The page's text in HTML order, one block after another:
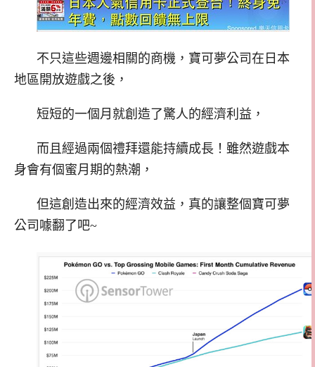
不只這些週邊相關的商機，寶可夢公司在日本
地區開放遊戲之後，
短短的一個月就創造了驚人的經濟利益，
而且經過兩個禮拜還能持續成長！雖然遊戲本
身會有個蜜月期的熱潮，
但這創造出來的經濟效益，真的讓整個寶可夢
公司噱翻了吧~